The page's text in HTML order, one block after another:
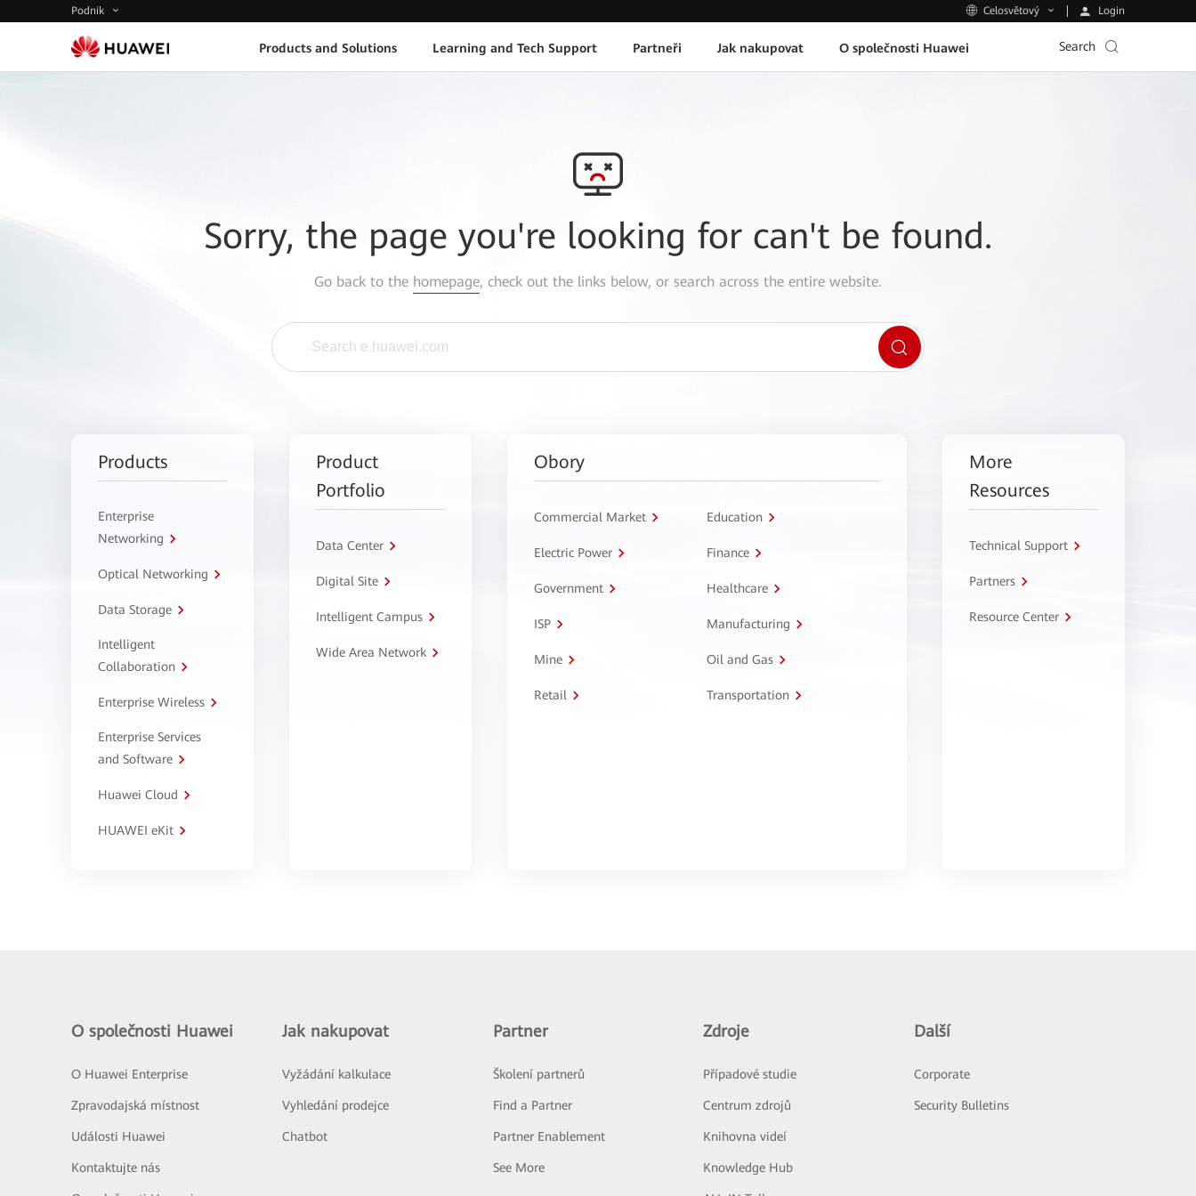
Podnik Celosvětový Login
Products and Solutions Learning and Tech Support Partneři Jak nakupovat O společnosti Huawei Search
Sorry, the page you're looking for can't be found.
Go back to the homepage, check out the links below, or search across the entire website.
Products
Enterprise
Networking
Optical Networking
Data Storage
Intelligent
Collaboration
Enterprise Wireless
Enterprise Services
and Software
Huawei Cloud
HUAWEI eKit
Product
Portfolio
Data Center
Digital Site
Intelligent Campus
Wide Area Network
Obory
Commercial Market Education
Electric Power Finance
Government Healthcare
ISP Manufacturing
Mine Oil and Gas
Retail Transportation
More
Resources
Technical Support
Partners
Resource Center
O společnosti Huawei
O Huawei Enterprise
Zpravodajská místnost
Události Huawei
Kontaktujte nás
Jak nakupovat
Vyžádání kalkulace
Vyhledání prodejce
Chatbot
Partner
Školení partnerů
Find a Partner
Partner Enablement
See More
Zdroje
Případové studie
Centrum zdrojů
Knihovna videí
Knowledge Hub
Další
Corporate
Security Bulletins